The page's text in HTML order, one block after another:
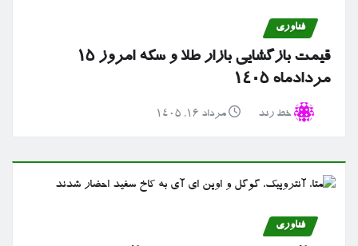
فناوری
قیمت بازگشایی بازار طلا و سکه امروز ۱۵
مردادماه ۱۴۰۵
خط رند مرداد ۱۶, ۱۴۰۵
فناوری